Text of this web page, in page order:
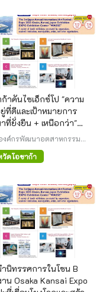
าคันไซเอ็กซ์โป "ความ
ที่ดีและเป้าหมายการ
ที่ยั่งยืน + เหนือกว่า"
ำผู้แสดงสินค้าโซน D
งค์กรพัฒนาอุตสาหกรรม
วัดโอซาก้า
ำนิทรรศการในโซน B
น Osaka Kansai Expo